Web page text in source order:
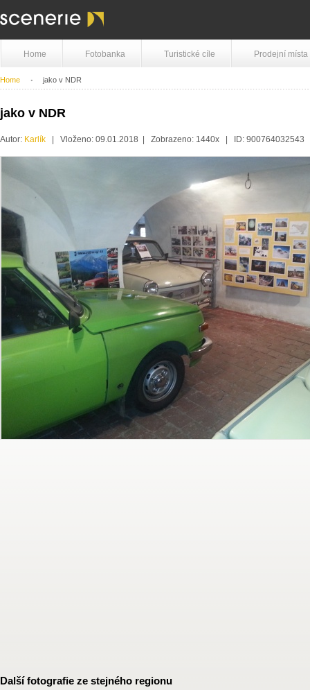
Home Fotobanka Turistické cíle Prodejní místa
Home jako v NDR
jako v NDR
Autor: Karlík | Vloženo: 09.01.2018 | Zobrazeno: 1440x | ID: 900764032543
Další fotografie ze stejného regionu